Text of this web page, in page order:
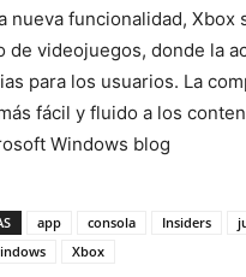
nueva funcionalidad, Xbox
de videojuegos, donde la
para los usuarios. La
fácil y fluido a los
Windows blog
app consola Insiders
Xbox